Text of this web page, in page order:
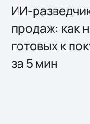
ИИ-
продаж: как
готовых к
за 5 мин